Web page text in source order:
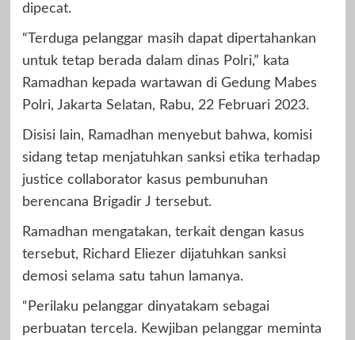
dipecat.
“Terduga pelanggar masih dapat dipertahankan
untuk tetap berada dalam dinas Polri,” kata
Ramadhan kepada wartawan di Gedung Mabes
Polri, Jakarta Selatan, Rabu, 22 Februari 2023.
Disisi lain, Ramadhan menyebut bahwa, komisi
sidang tetap menjatuhkan sanksi etika terhadap
justice collaborator kasus pembunuhan
berencana Brigadir J tersebut.
Ramadhan mengatakan, terkait dengan kasus
tersebut, Richard Eliezer dijatuhkan sanksi
demosi selama satu tahun lamanya.
“Perilaku pelanggar dinyatakam sebagai
perbuatan tercela. Kewjiban pelanggar meminta